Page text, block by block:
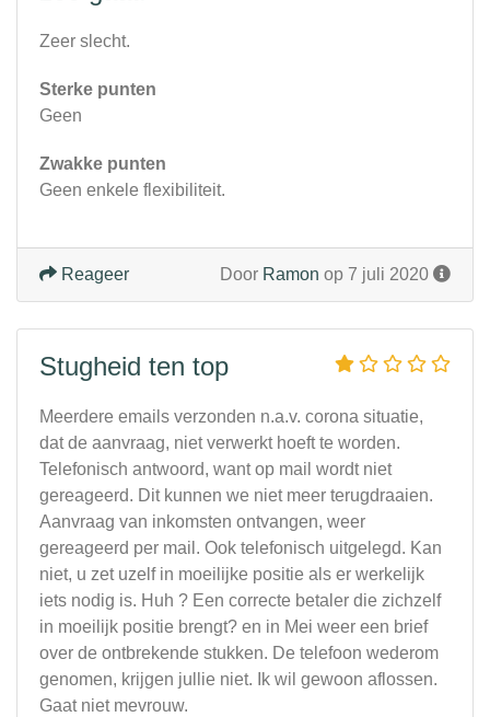
Zeer slecht.
Sterke punten
Geen
Zwakke punten
Geen enkele flexibiliteit.
Door Ramon op 7 juli 2020
Reageer
Stugheid ten top
Meerdere emails verzonden n.a.v. corona situatie,
dat de aanvraag, niet verwerkt hoeft te worden.
Telefonisch antwoord, want op mail wordt niet
gereageerd. Dit kunnen we niet meer terugdraaien.
Aanvraag van inkomsten ontvangen, weer
gereageerd per mail. Ook telefonisch uitgelegd. Kan
niet, u zet uzelf in moeilijke positie als er werkelijk
iets nodig is. Huh ? Een correcte betaler die zichzelf
in moeilijk positie brengt? en in Mei weer een brief
over de ontbrekende stukken. De telefoon wederom
genomen, krijgen jullie niet. Ik wil gewoon aflossen.
Gaat niet mevrouw.